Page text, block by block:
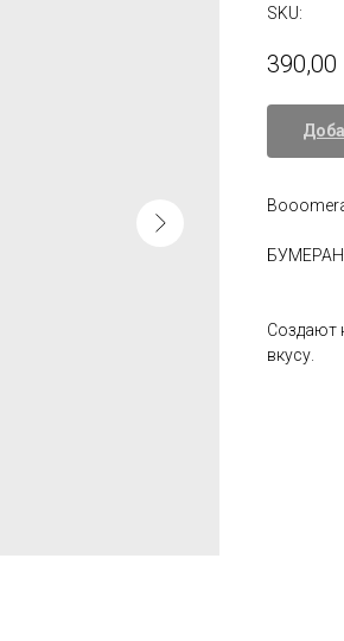
SKU:
390,00
Создают
вкусу.